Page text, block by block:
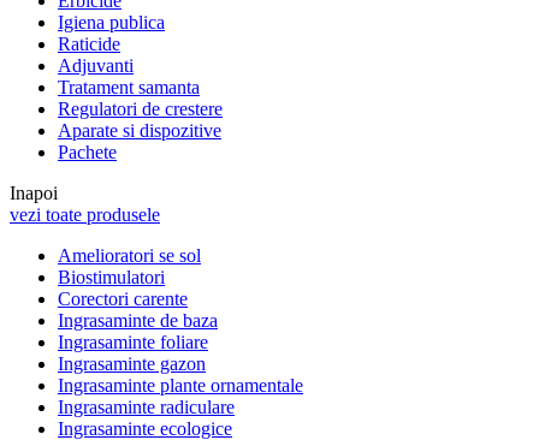
Igiena publica
Raticide
Adjuvanti
Tratament samanta
Regulatori de crestere
Aparate si dispozitive
Pachete
Inapoi
vezi toate produsele
Amelioratori se sol
Biostimulatori
Corectori carente
Ingrasaminte de baza
Ingrasaminte foliare
Ingrasaminte gazon
Ingrasaminte plante ornamentale
Ingrasaminte radiculare
Ingrasaminte ecologice